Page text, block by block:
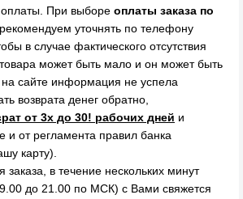
При выборе оплаты заказа по
рекомендуем уточнять по телефону
в случае фактического отсутствия
может быть мало и он может быть
на сайте информация не успела
возврата денег обратно,
от 3х до 30! рабочих дней и
и от регламента правил банка
карту).
в течение нескольких минут
до 21.00 по МСК) с Вами свяжется